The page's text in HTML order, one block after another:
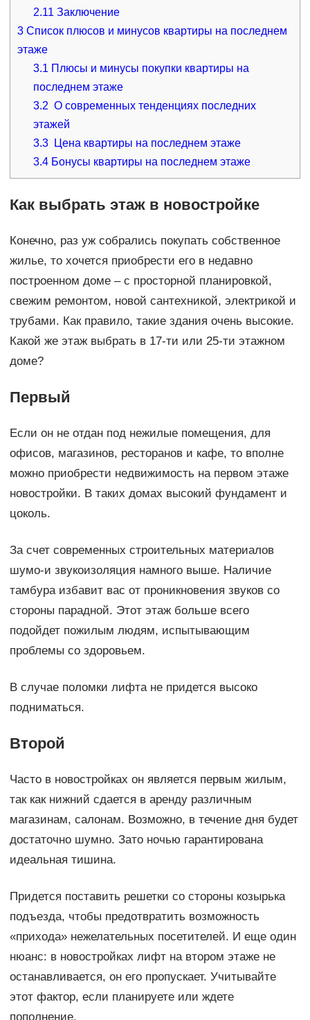
2.11 Заключение
3Список плюсов и минусов квартиры на последнем
этаже
3.1 Плюсы и минусы покупки квартиры на
последнем этаже
3.2 О современных тенденциях последних
этажей
3.3 Цена квартиры на последнем этаже
3.4 Бонусы квартиры на последнем этаже
Как выбрать этаж в новостройке
Конечно, раз уж собрались покупать собственное
жилье, то хочется приобрести его в недавно
построенном доме – с просторной планировкой,
свежим ремонтом, новой сантехникой, электрикой и
трубами. Как правило, такие здания очень высокие.
Какой же этаж выбрать в 17-ти или 25-ти этажном
доме?
Первый
Если он не отдан под нежилые помещения, для
офисов, магазинов, ресторанов и кафе, то вполне
можно приобрести недвижимость на первом этаже
новостройки. В таких домах высокий фундамент и
цоколь.
За счет современных строительных материалов
шумо-и звукоизоляция намного выше. Наличие
тамбура избавит вас от проникновения звуков со
стороны парадной. Этот этаж больше всего
подойдет пожилым людям, испытывающим
проблемы со здоровьем.
В случае поломки лифта не придется высоко
подниматься.
Второй
Часто в новостройках он является первым жилым,
так как нижний сдается в аренду различным
магазинам, салонам. Возможно, в течение дня будет
достаточно шумно. Зато ночью гарантирована
идеальная тишина.
Придется поставить решетки со стороны козырька
подъезда, чтобы предотвратить возможность
«прихода» нежелательных посетителей. И еще один
нюанс: в новостройках лифт на втором этаже не
останавливается, он его пропускает. Учитывайте
этот фактор, если планируете или ждете
пополнение.